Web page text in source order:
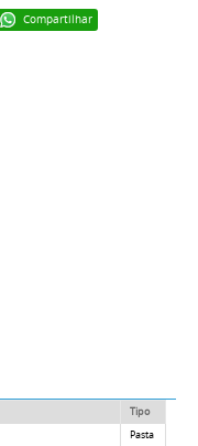
Compartilhar
Tipo
Pasta